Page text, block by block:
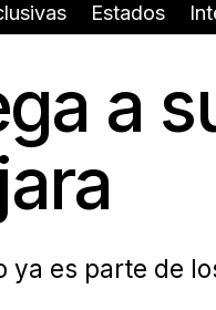
Estados
a
ya es parte de